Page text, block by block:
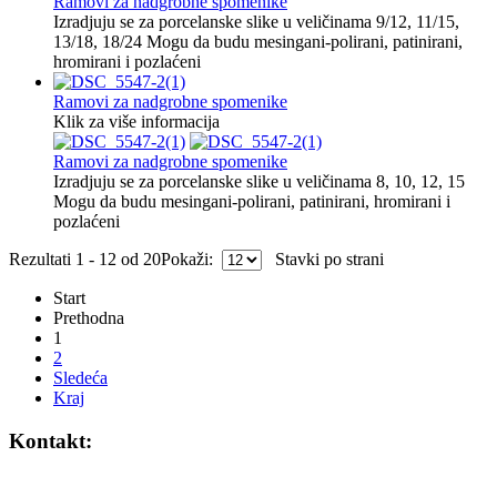
Izradjuju se za porcelanske slike u veličinama 9/12, 11/15,
13/18, 18/24 Mogu da budu mesingani-polirani, patinirani,
hromirani i pozlaćeni
Ramovi za nadgrobne spomenike
Klik za više informacija
Ramovi za nadgrobne spomenike
Izradjuju se za porcelanske slike u veličinama 8, 10, 12, 15
Mogu da budu mesingani-polirani, patinirani, hromirani i
pozlaćeni
Rezultati 1 - 12 od 20Pokaži: Stavki po strani
Start
Prethodna
1
2
Sledeća
Kraj
Kontakt: